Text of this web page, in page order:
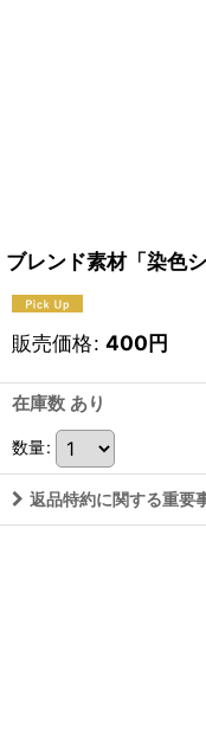
ブレンド素材「染色
販売価格: 400円
在庫数 あり
数量:
返品特約に関する重要